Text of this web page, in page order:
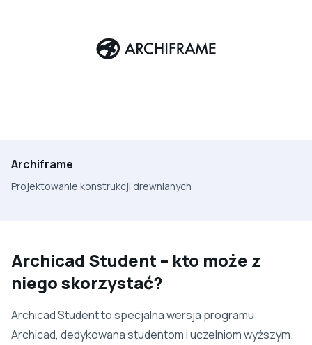
Archiframe
Projektowanie konstrukcji drewnianych
Archicad Student – kto może z
niego skorzystać?
Archicad Student to specjalna wersja programu
Archicad, dedykowana studentom i uczelniom wyższym.